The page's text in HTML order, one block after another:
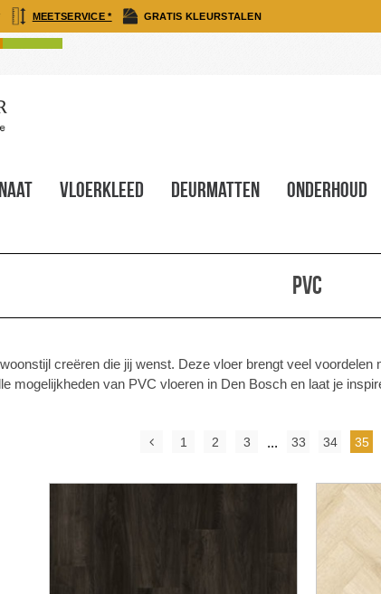
MEETSERVICE * GRATIS KLEURSTALEN
Vloerkleed Deurmatten Onderhoud
Pvc
creëren die jij wenst. Deze vloer brengt veel
mogelijkheden van PVC vloeren in Den Bosch en laat je
1 2 3 ... 33 34 35